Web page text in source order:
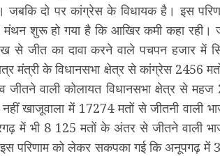
जबकि दो पर कांग्रेस के विधायक है। इस
मंथन शुरू हो गया है कि आखिर कमी कहा रही।
से जीत का दावा करने वाले पचपन हजार में
मंत्री के विधानसभा क्षेत्र से कांग्रेस 2456
जीतने वाली कोलायत विधानसभा क्षेत्र से
खाजूवाला में 17274 मतों से जीतनी वाली
में भी 8 125 मतों के अंतर से जीतने वाली
इस परिणाम को लेकर सकपका गई कि अनूपगढ़ में